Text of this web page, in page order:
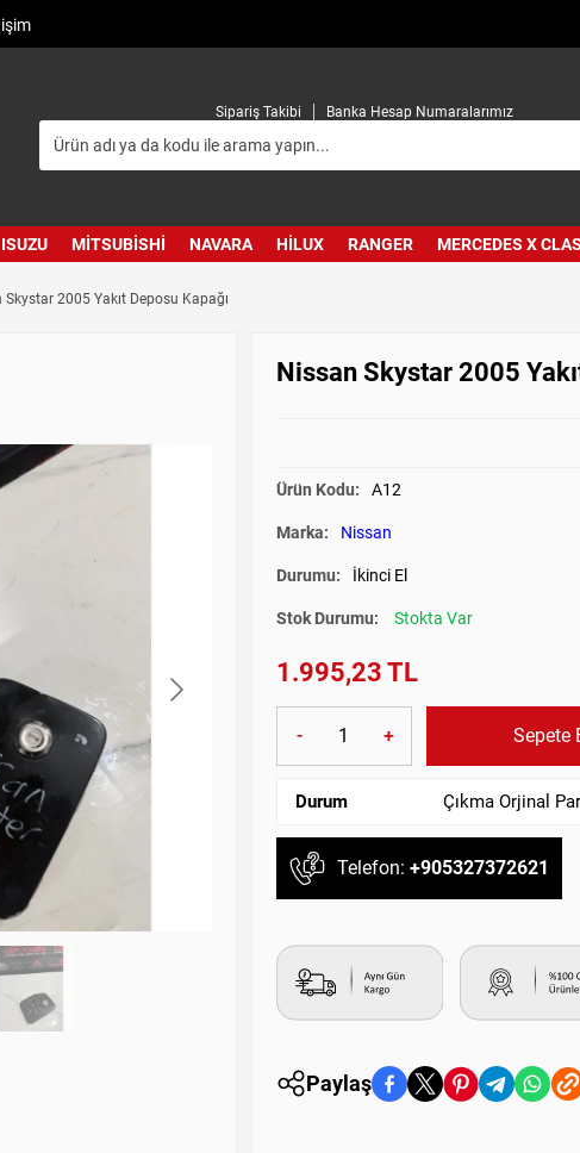
Sipariş Takibi Banka Hesap Numaralarımız
ISUZU MITSUBISHI NAVARA HILUX RANGER MERCEDES X
Skystar 2005 Yakıt Deposu Kapağı
Nissan Skystar 2005
Ürün Kodu: A12
Marka: Nissan
Durumu: İkinci El
Stok Durumu: Stokta Var
1.995,23 TL
- + Sepete
Durum Çıkma Orjinal
Telefon: +905327372621
Paylaş